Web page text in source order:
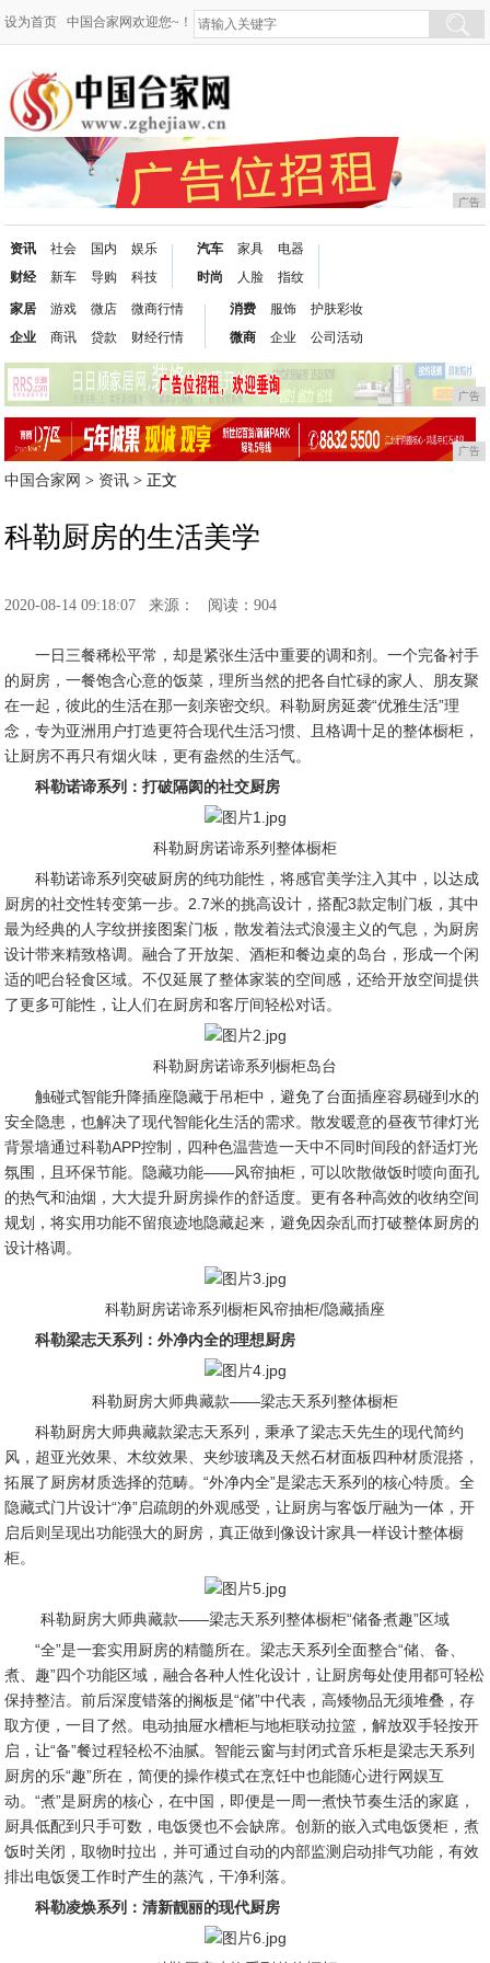
设为首页 中国合家网欢迎您~！
广告
资讯
财经
社会
新车
国内
导购
娱乐
科技
汽车
时尚
家具
人脸
电器
指纹
家居
企业
游戏
商讯
微店
贷款
微商行情
财经行情
消费
微商
服饰
企业
护肤彩妆
公司活动
广告
广告
中国合家网 > 资讯 > 正文
科勒厨房的生活美学
2020-08-14 09:18:07 来源： 阅读：904
一日三餐稀松平常，却是紧张生活中重要的调和剂。一个完备衬手
的厨房，一餐饱含心意的饭菜，理所当然的把各自忙碌的家人、朋友聚
在一起，彼此的生活在那一刻亲密交织。科勒厨房延袭“优雅生活”理
念，专为亚洲用户打造更符合现代生活习惯、且格调十足的整体橱柜，
让厨房不再只有烟火味，更有盎然的生活气。
科勒诺谛系列：打破隔阂的社交厨房
科勒厨房诺谛系列整体橱柜
科勒诺谛系列突破厨房的纯功能性，将感官美学注入其中，以达成
厨房的社交性转变第一步。2.7米的挑高设计，搭配3款定制门板，其中
最为经典的人字纹拼接图案门板，散发着法式浪漫主义的气息，为厨房
设计带来精致格调。融合了开放架、酒柜和餐边桌的岛台，形成一个闲
适的吧台轻食区域。不仅延展了整体家装的空间感，还给开放空间提供
了更多可能性，让人们在厨房和客厅间轻松对话。
科勒厨房诺谛系列橱柜岛台
触碰式智能升降插座隐藏于吊柜中，避免了台面插座容易碰到水的
安全隐患，也解决了现代智能化生活的需求。散发暖意的昼夜节律灯光
背景墙通过科勒APP控制，四种色温营造一天中不同时间段的舒适灯光
氛围，且环保节能。隐藏功能——风帘抽柜，可以吹散做饭时喷向面孔
的热气和油烟，大大提升厨房操作的舒适度。更有各种高效的收纳空间
规划，将实用功能不留痕迹地隐藏起来，避免因杂乱而打破整体厨房的
设计格调。
科勒厨房诺谛系列橱柜风帘抽柜/隐藏插座
科勒梁志天系列：外净内全的理想厨房
科勒厨房大师典藏款——梁志天系列整体橱柜
科勒厨房大师典藏款梁志天系列，秉承了梁志天先生的现代简约
风，超亚光效果、木纹效果、夹纱玻璃及天然石材面板四种材质混搭，
拓展了厨房材质选择的范畴。“外净内全”是梁志天系列的核心特质。全
隐藏式门片设计“净”启疏朗的外观感受，让厨房与客饭厅融为一体，开
启后则呈现出功能强大的厨房，真正做到像设计家具一样设计整体橱
柜。
科勒厨房大师典藏款——梁志天系列整体橱柜“储备煮趣”区域
“全”是一套实用厨房的精髓所在。梁志天系列全面整合“储、备、
煮、趣”四个功能区域，融合各种人性化设计，让厨房每处使用都可轻松
保持整洁。前后深度错落的搁板是“储”中代表，高矮物品无须堆叠，存
取方便，一目了然。电动抽屉水槽柜与地柜联动拉篮，解放双手轻按开
启，让“备”餐过程轻松不油腻。智能云窗与封闭式音乐柜是梁志天系列
厨房的乐“趣”所在，简便的操作模式在烹饪中也能随心进行网娱互
动。“煮”是厨房的核心，在中国，即便是一周一煮快节奏生活的家庭，
厨具低配到只手可数，电饭煲也不会缺席。创新的嵌入式电饭煲柜，煮
饭时关闭，取物时拉出，并可通过自动的内部监测启动排气功能，有效
排出电饭煲工作时产生的蒸汽，干净利落。
科勒凌焕系列：清新靓丽的现代厨房